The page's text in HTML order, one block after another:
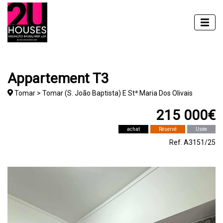
Appartement T3
Tomar > Tomar (S. João Baptista) E Stª Maria Dos Olivais
215 000€
achat Réservé Usée
Ref. A3151/25